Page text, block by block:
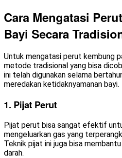
Cara Mengatasi
Bayi Secara
Untuk mengatasi perut kembung
metode tradisional yang bisa
ini telah digunakan selama
meredakan ketidaknyamanan bayi.
1. Pijat Perut
Pijat perut bisa sangat efektif
mengeluarkan gas yang
Teknik pijat ini juga bisa
darah.